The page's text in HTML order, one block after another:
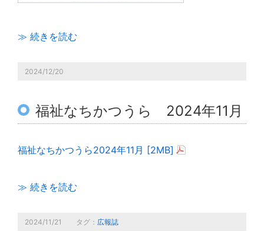
≫ 続きを読む
2024/12/20
福祉なちかつうら 2024年11月
福祉なちかつうら2024年11月 [2MB]
≫ 続きを読む
2024/11/21 タグ： 広報誌